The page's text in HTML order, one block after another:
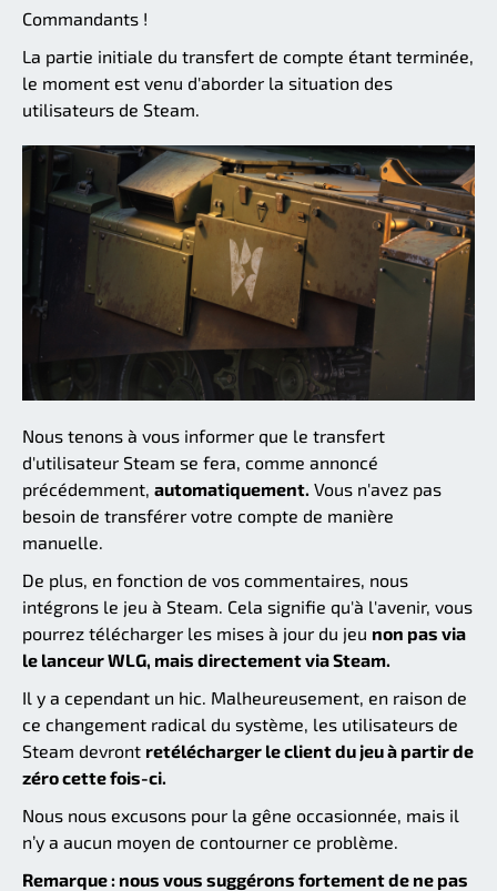
Commandants !
La partie initiale du transfert de compte étant terminée,
le moment est venu d'aborder la situation des
utilisateurs de Steam.
Nous tenons à vous informer que le transfert
d'utilisateur Steam se fera, comme annoncé
précédemment, automatiquement. Vous n'avez pas
besoin de transférer votre compte de manière
manuelle.
De plus, en fonction de vos commentaires, nous
intégrons le jeu à Steam. Cela signifie qu'à l'avenir, vous
pourrez télécharger les mises à jour du jeu non pas via
le lanceur WLG, mais directement via Steam.
Il y a cependant un hic. Malheureusement, en raison de
ce changement radical du système, les utilisateurs de
Steam devront retélécharger le client du jeu à partir de
zéro cette fois-ci.
Nous nous excusons pour la gêne occasionnée, mais il
n’y a aucun moyen de contourner ce problème.
Remarque : nous vous suggérons fortement de ne pas